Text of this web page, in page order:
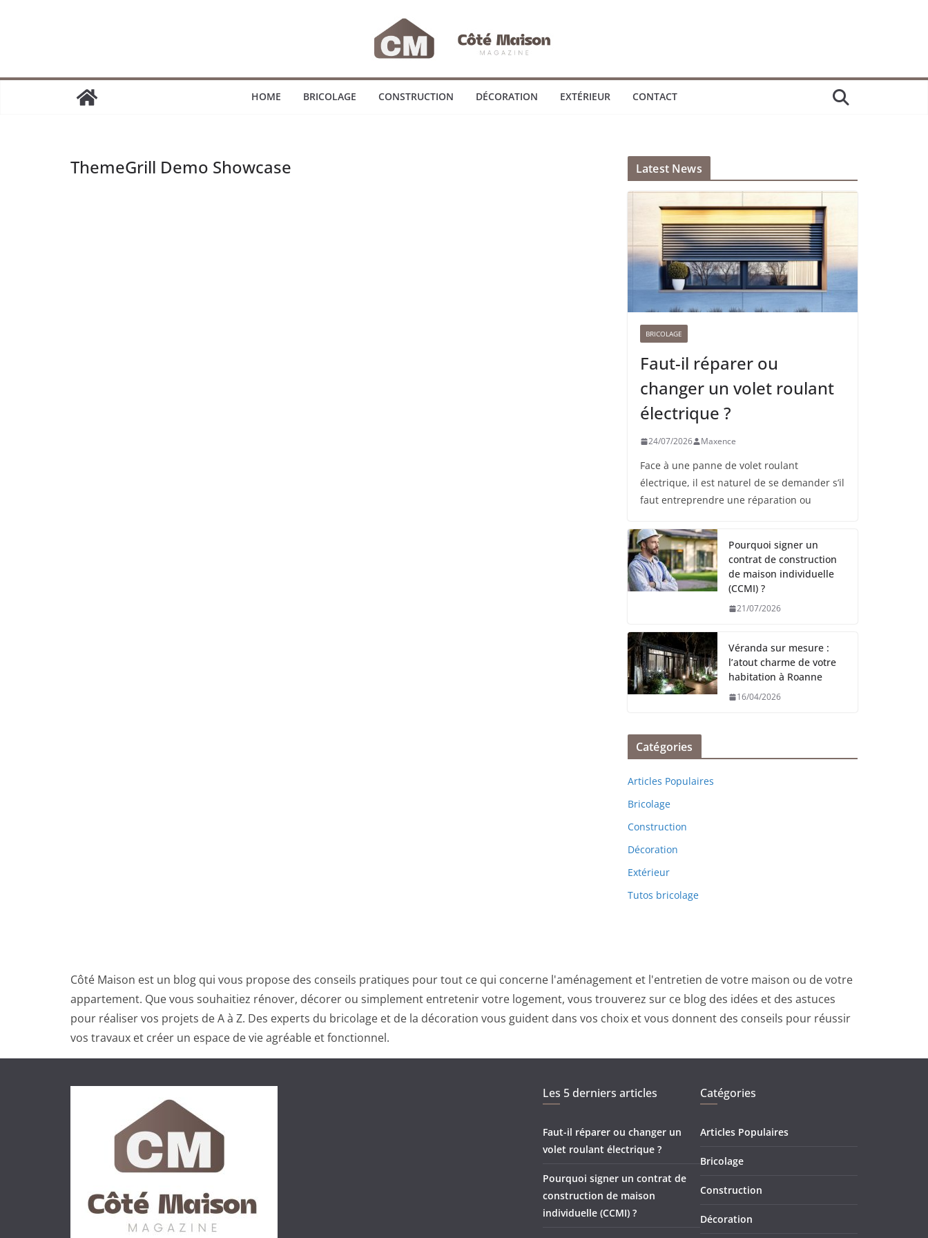
HOME BRICOLAGE CONSTRUCTION DÉCORATION EXTÉRIEUR CONTACT
ThemeGrill Demo Showcase Latest News
BRICOLAGE
Faut-il réparer ou
changer un volet roulant
électrique ?
24/07/2026 Maxence
Face à une panne de volet roulant
électrique, il est naturel de se demander s’il
faut entreprendre une réparation ou
Pourquoi signer un
contrat de construction
de maison individuelle
(CCMI) ?
21/07/2026
Véranda sur mesure :
l’atout charme de votre
habitation à Roanne
16/04/2026
Catégories
Articles Populaires
Bricolage
Construction
Décoration
Extérieur
Tutos bricolage
Côté Maison est un blog qui vous propose des conseils pratiques pour tout ce qui concerne l'aménagement et l'entretien de votre maison ou de votre
appartement. Que vous souhaitiez rénover, décorer ou simplement entretenir votre logement, vous trouverez sur ce blog des idées et des astuces
pour réaliser vos projets de A à Z. Des experts du bricolage et de la décoration vous guident dans vos choix et vous donnent des conseils pour réussir
vos travaux et créer un espace de vie agréable et fonctionnel.
Les 5 derniers articles
Faut-il réparer ou changer un
volet roulant électrique ?
Pourquoi signer un contrat de
construction de maison
individuelle (CCMI) ?
Catégories
Articles Populaires
Bricolage
Construction
Décoration